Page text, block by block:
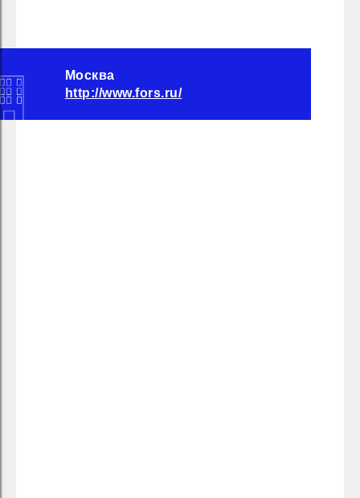
Москва
http://www.fors.ru/